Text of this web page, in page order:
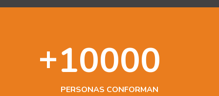
+10000
PERSONAS CONFORMAN